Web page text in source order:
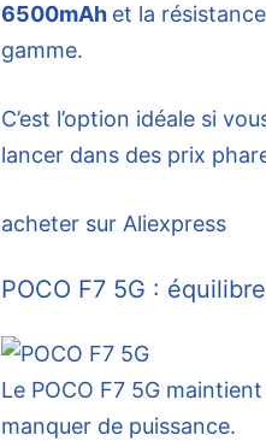
6500mAh et la résistance
gamme.
C’est l’option idéale si
lancer dans des prix
acheter sur Aliexpress
POCO F7 5G :
Le POCO F7 5G
manquer de puissance.